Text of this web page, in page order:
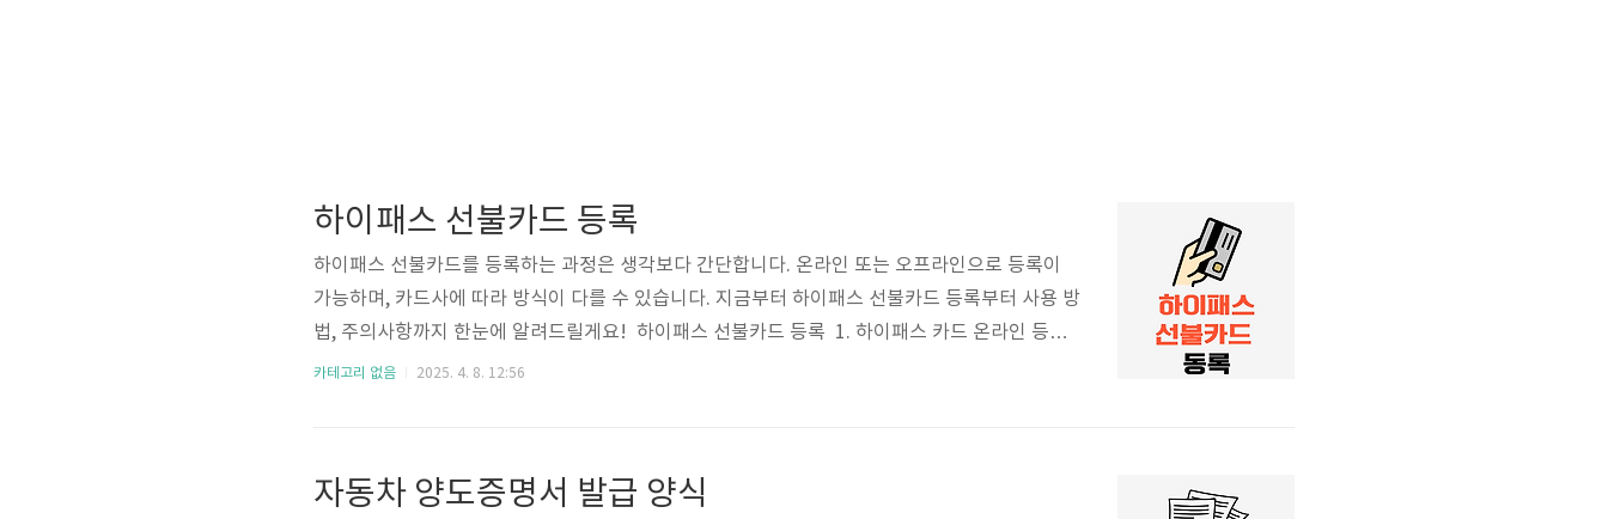
하이패스 선불카드 등록
하이패스 선불카드를 등록하는 과정은 생각보다 간단합니다. 온라인 또는 오프라인으로 등록이
가능하며, 카드사에 따라 방식이 다를 수 있습니다. 지금부터 하이패스 선불카드 등록부터 사용 방
법, 주의사항까지 한눈에 알려드릴게요! 하이패스 선불카드 등록 1. 하이패스 카드 온라인 등
록 온라인 등록은 가장 빠르고 편리한 방법입니다. 카드사 홈페이지 또는 앱을 통해 간단하게 등록
록이 어렵다면 가까운 등록소에서 직접 등록하는 것도 ..
카테고리 없음 2025. 4. 8. 12:56
자동차 양도증명서 발급 양식